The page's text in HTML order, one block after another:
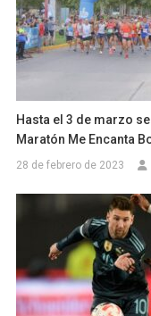
Hasta el 3 de marzo
Maratón Me Encanta
28 de febrero de 2023